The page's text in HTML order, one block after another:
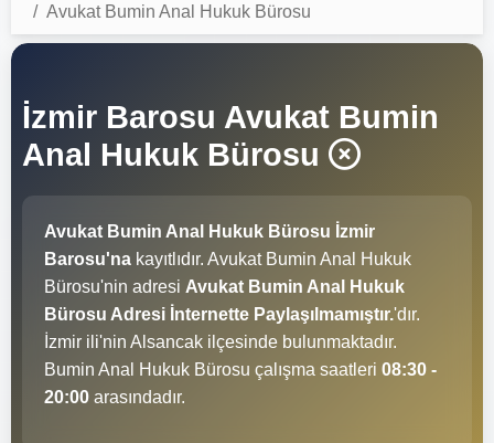
Avukat Bumin Anal Hukuk Bürosu
İzmir Barosu Avukat Bumin
Anal Hukuk Bürosu
Avukat Bumin Anal Hukuk Bürosu İzmir
Barosu'na kayıtlıdır. Avukat Bumin Anal Hukuk
Bürosu'nin adresi Avukat Bumin Anal Hukuk
Bürosu Adresi İnternette Paylaşılmamıştır.'dır.
İzmir ili'nin Alsancak ilçesinde bulunmaktadır.
Bumin Anal Hukuk Bürosu çalışma saatleri 08:30 -
20:00 arasındadır.